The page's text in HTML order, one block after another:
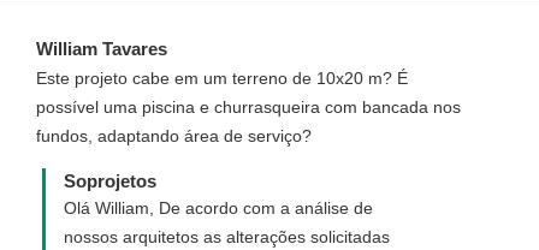
William Tavares
Este projeto cabe em um terreno de 10x20 m? É
possível uma piscina e churrasqueira com bancada nos
fundos, adaptando área de serviço?
Soprojetos
Olá William, De acordo com a análise de
nossos arquitetos as alterações solicitadas